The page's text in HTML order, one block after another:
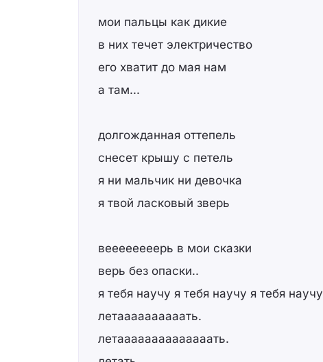
мои пальцы как дикие
в них течет электричество
его хватит до мая нам
а там...
долгожданная оттепель
снесет крышу с петель
я ни мальчик ни девочка
я твой ласковый зверь
веееееееерь в мои сказки
верь без опаски..
я тебя научу я тебя научу я тебя научу
летаааааааааать.
летаааааааааааааать.